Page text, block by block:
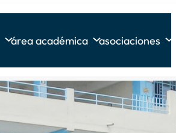
área académica asociaciones